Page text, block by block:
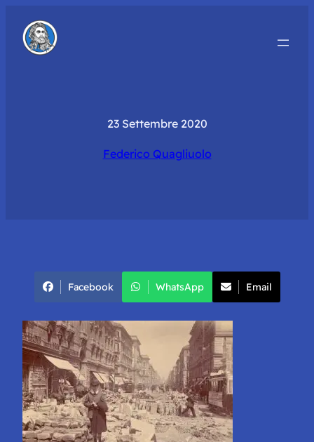
23 Settembre 2020
Federico Quagliuolo
Facebook WhatsApp Email